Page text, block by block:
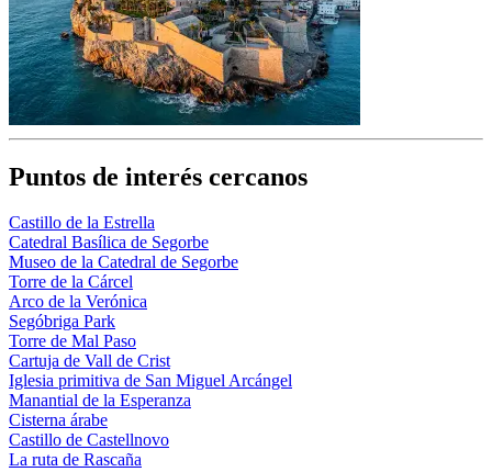
Puntos de interés cercanos
Castillo de la Estrella
Catedral Basílica de Segorbe
Museo de la Catedral de Segorbe
Torre de la Cárcel
Arco de la Verónica
Segóbriga Park
Torre de Mal Paso
Cartuja de Vall de Crist
Iglesia primitiva de San Miguel Arcángel
Manantial de la Esperanza
Cisterna árabe
Castillo de Castellnovo
La ruta de Rascaña